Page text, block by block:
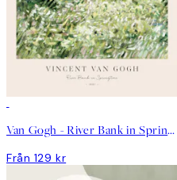
Van Gogh - River Bank in Springtime Poster
Från 129 kr